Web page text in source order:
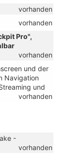
vorhanden
vorhanden
Pro",
vorhanden
und der
Navigation
und
vorhanden
-
vorhanden